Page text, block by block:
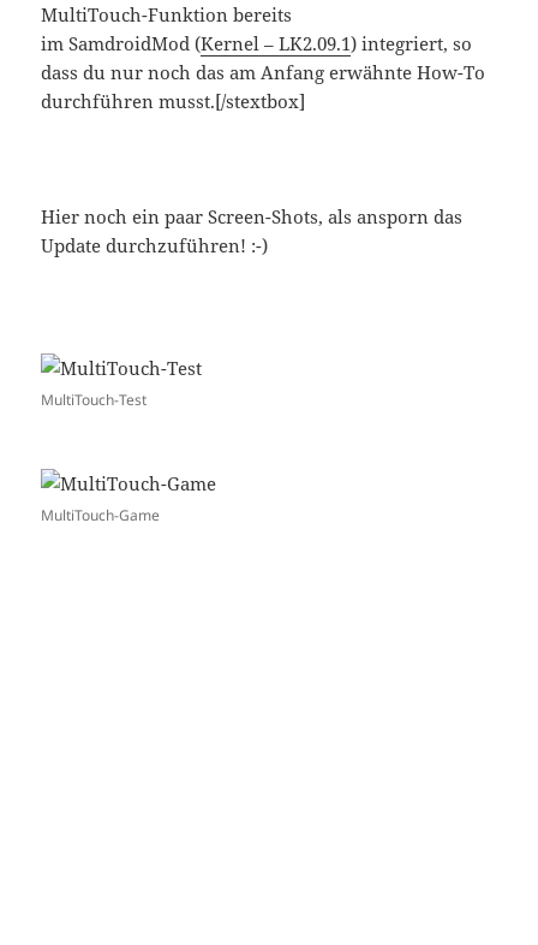
MultiTouch-Funktion bereits
im SamdroidMod (Kernel – LK2.09.1) integriert, so
dass du nur noch das am Anfang erwähnte How-To
durchführen musst.[/stextbox]
Hier noch ein paar Screen-Shots, als ansporn das
Update durchzuführen! :-)
MultiTouch-Test
MultiTouch-Game